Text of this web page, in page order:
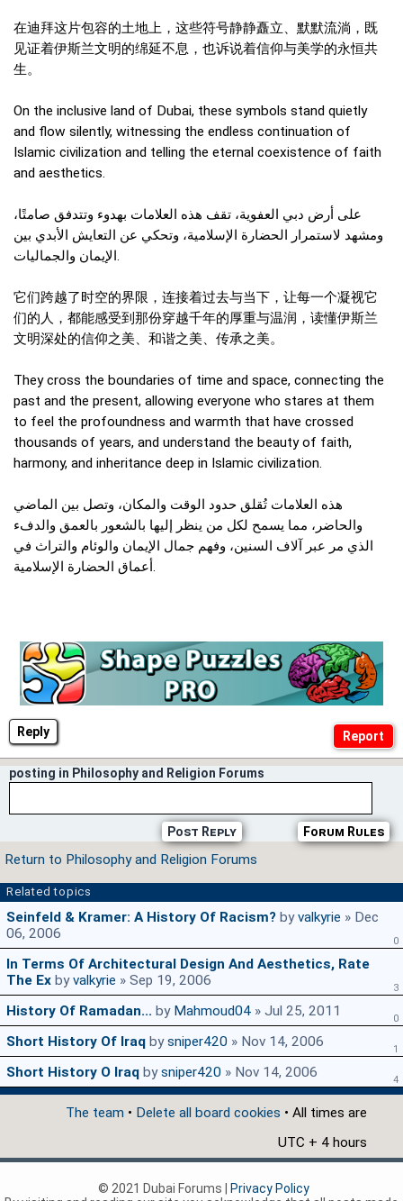
Reply
在迪拜这片包容的土地上，这些符号静静矗立、默默流淌，既
见证着伊斯兰文明的绵延不息，也诉说着信仰与美学的永恒共
生。
On the inclusive land of Dubai, these symbols stand quietly
and flow silently, witnessing the endless continuation of
Islamic civilization and telling the eternal coexistence of faith
and aesthetics.
على أرض دبي العفوية، تقف هذه العلامات بهدوء وتتدفق صامتًا،
ومشهد لاستمرار الحضارة الإسلامية، وتحكي عن التعايش الأبدي بين
الإيمان والجماليات.
它们跨越了时空的界限，连接着过去与当下，让每一个凝视它
们的人，都能感受到那份穿越千年的厚重与温润，读懂伊斯兰
文明深处的信仰之美、和谐之美、传承之美。
They cross the boundaries of time and space, connecting the
past and the present, allowing everyone who stares at them
to feel the profoundness and warmth that have crossed
thousands of years, and understand the beauty of faith,
harmony, and inheritance deep in Islamic civilization.
هذه العلامات تُقلق حدود الوقت والمكان، وتصل بين الماضي
والحاضر، مما يسمح لكل من ينظر إليها بالشعور بالعمق والدفء
الذي مر عبر آلاف السنين، وفهم جمال الإيمان والوئام والتراث في
أعماق الحضارة الإسلامية.
posting in Philosophy and Religion Forums
Forum Rules
Post Reply
Return to Philosophy and Religion Forums
Related topics
Seinfeld & Kramer: A History Of Racism? byvalkyrie » Dec
06, 2006
0
In Terms Of Architectural Design And Aesthetics, Rate
The Ex byvalkyrie » Sep 19, 2006 3
History Of Ramadan... by Mahmoud04 » Jul 25, 2011 0
Short History Of Iraq bysniper420 » Nov 14, 2006 1
Short History O Iraq bysniper420 » Nov 14, 2006 4
The team • Delete all board cookies • All times are
UTC + 4 hours
© 2021 Dubai Forums |
Privacy Policy